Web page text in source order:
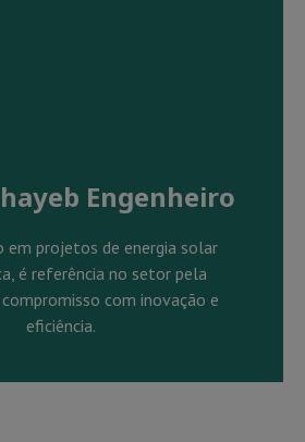
Engenheiro
em projetos de energia solar
é referência no setor pela
com inovação e
eficiência.